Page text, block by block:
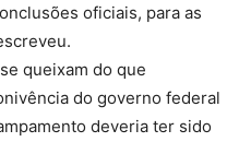
oficiais, para as
queixam do que
do governo federal
deveria ter sido